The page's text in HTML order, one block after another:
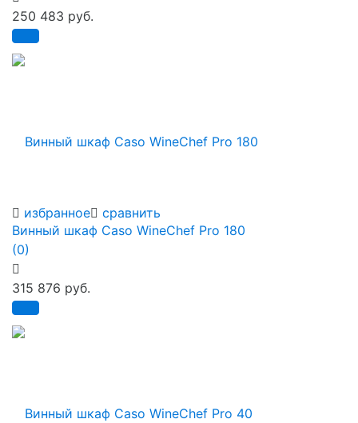
избранное сравнить
250 483 руб.
Винный шкаф Caso WineChef Pro 180
(0)
315 876 руб.